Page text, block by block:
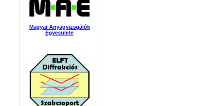
Magyar Anyagvizsgálók
Egyesülete